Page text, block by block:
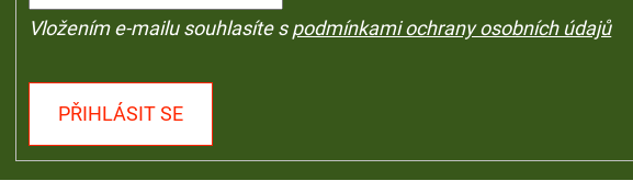
Vložením e-mailu souhlasíte spodmínkami ochrany osobních údajů
PŘIHLÁSIT SE